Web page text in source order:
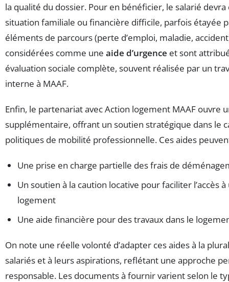
la qualité du dossier. Pour en bénéficier, le salarié
situation familiale ou financière difficile, parfois étayée
éléments de parcours (perte d’emploi, maladie,
considérées comme une aide d’urgence et sont
évaluation sociale complète, souvent réalisée par un
interne à MAAF.
Enfin, le partenariat avec Action logement MAAF ouvre
supplémentaire, offrant un soutien stratégique dans le
politiques de mobilité professionnelle. Ces aides
Une prise en charge partielle des frais de
Un soutien à la caution locative pour faciliter l’accès
logement
Une aide financière pour des travaux dans le
On note une réelle volonté d’adapter ces aides à la
salariés et à leurs aspirations, reflétant une approche
responsable. Les documents à fournir varient selon le